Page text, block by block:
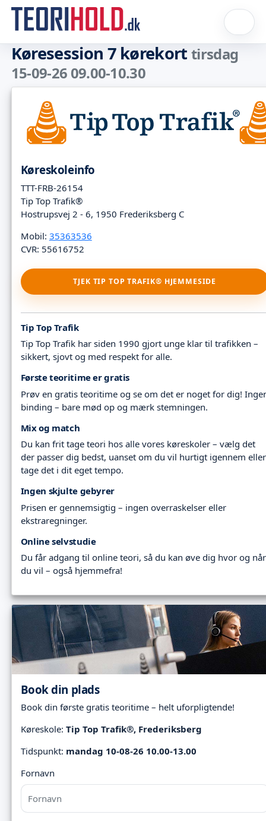
Køresession 7 kørekorttirsdag
15-09-26 09.00-10.30
Køreskoleinfo
TTT-FRB-26154
Tip Top Trafik®
Hostrupsvej 2 - 6, 1950 Frederiksberg C
Mobil: 35363536
CVR: 55616752
TJEK TIP TOP TRAFIK® HJEMMESIDE
Tip Top Trafik
Tip Top Trafik har siden 1990 gjort unge klar til trafikken –
sikkert, sjovt og med respekt for alle.
Første teoritime er gratis
Prøv en gratis teoritime og se om det er noget for dig!
binding – bare mød op og mærk stemningen.
Mix og match
Du kan frit tage teori hos alle vores køreskoler – vælg det
der passer dig bedst, uanset om du vil hurtigt igennem eller
tage det i dit eget tempo.
Ingen skjulte gebyrer
Prisen er gennemsigtig – ingen overraskelser eller
ekstraregninger.
Online selvstudie
Du får adgang til online teori, så du kan øve dig hvor og når
du vil – også hjemmefra!
Book din plads
Book din første gratis teoritime – helt uforpligtende!
Køreskole: Tip Top Trafik®, Frederiksberg
Tidspunkt: mandag 10-08-26 10.00-13.00
Fornavn